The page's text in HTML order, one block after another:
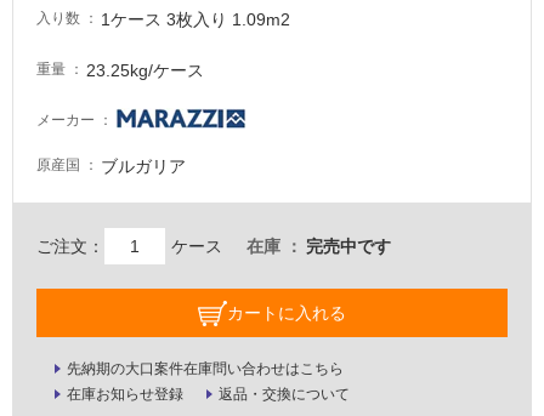
入り数 1ケース 3枚入り 1.09m2
重量 23.25kg/ケース
メーカー
原産国 ブルガリア
ご注文： ケース 在庫 完売中です
カートに入れる
先納期の大口案件在庫問い合わせはこちら
在庫お知らせ登録
返品・交換について
必
し
い
な
い
屋